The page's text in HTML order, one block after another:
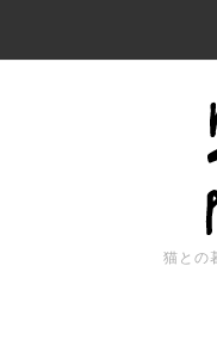
猫との